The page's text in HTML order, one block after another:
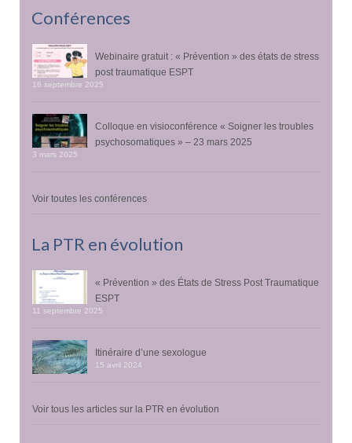
Conférences
Webinaire gratuit : « Prévention » des états de stress
post traumatique ESPT
16 septembre 2025
Colloque en visioconférence « Soigner les troubles
psychosomatiques » – 23 mars 2025
3 mars 2025
Voir toutes les conférences
La PTR en évolution
« Prévention » des États de Stress Post Traumatique
ESPT
11 septembre 2025
Itinéraire d’une sexologue
15 avril 2024
Voir tous les articles sur la PTR en évolution